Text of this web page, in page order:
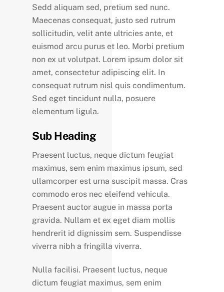
Sedd aliquam sed, pretium sed nunc.
Maecenas consequat, justo sed rutrum
sollicitudin, velit ante ultricies ante, et
euismod arcu purus et leo. Morbi pretium
non ex ut volutpat. Lorem ipsum dolor sit
amet, consectetur adipiscing elit. In
consequat rutrum nisl quis condimentum.
Sed eget tincidunt nulla, posuere
elementum ligula.
Sub Heading
Praesent luctus, neque dictum feugiat
maximus, sem enim maximus ipsum, sed
ullamcorper est urna suscipit massa. Cras
commodo eros nec eleifend vehicula.
Praesent auctor augue in massa porta
gravida. Nullam et ex eget diam mollis
hendrerit id dignissim sem. Suspendisse
viverra nibh a fringilla viverra.
Nulla facilisi. Praesent luctus, neque
dictum feugiat maximus, sem enim